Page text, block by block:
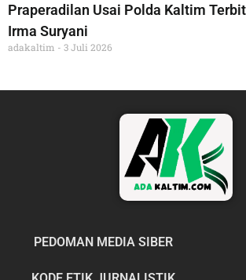
Praperadilan Usai Polda Kaltim
Irma Suryani
adakaltim 3 Juli 2026
PEDOMAN MEDIA SIBER